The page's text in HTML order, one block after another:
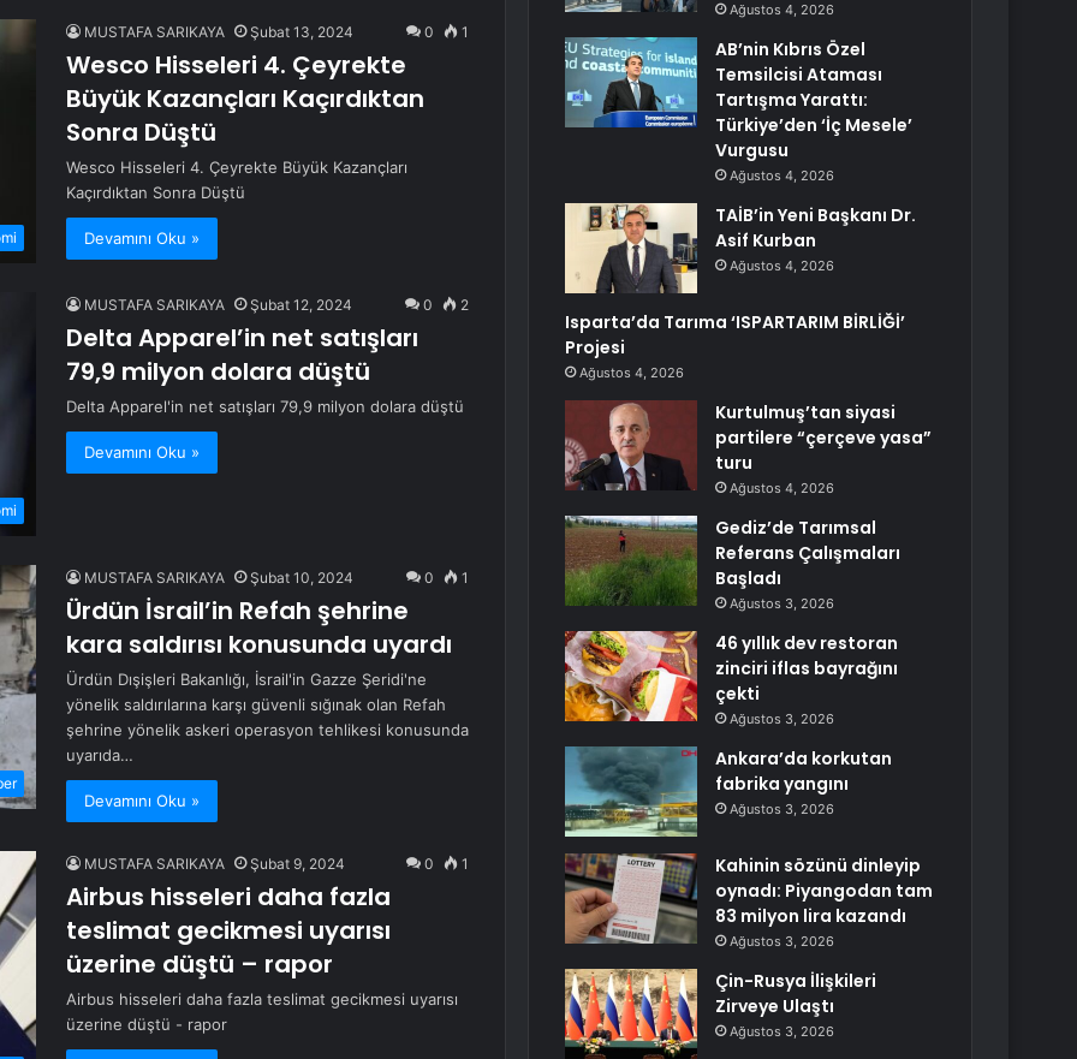
MUSTAFA SARIKAYA Şubat 13, 2024 0 1
Wesco Hisseleri 4. Çeyrekte
Büyük Kazançları Kaçırdıktan
Sonra Düştü
Wesco Hisseleri 4. Çeyrekte Büyük Kazançları
Kaçırdıktan Sonra Düştü
Devamını Oku »
MUSTAFA SARIKAYA Şubat 12, 2024 0 2
Delta Apparel’in net satışları
79,9 milyon dolara düştü
Delta Apparel'in net satışları 79,9 milyon dolara düştü
Devamını Oku »
MUSTAFA SARIKAYA Şubat 10, 2024 0 1
Ürdün İsrail’in Refah şehrine
kara saldırısı konusunda uyardı
Ürdün Dışişleri Bakanlığı, İsrail'in Gazze Şeridi'ne
yönelik saldırılarına karşı güvenli sığınak olan Refah
şehrine yönelik askeri operasyon tehlikesi konusunda
uyarıda…
Devamını Oku »
MUSTAFA SARIKAYA Şubat 9, 2024 0 1
Airbus hisseleri daha fazla
teslimat gecikmesi uyarısı
üzerine düştü – rapor
Airbus hisseleri daha fazla teslimat gecikmesi uyarısı
üzerine düştü - rapor
Ağustos 4, 2026
AB’nin Kıbrıs Özel
Temsilcisi Ataması
Tartışma Yarattı:
Türkiye’den ‘İç Mesele’
Vurgusu
Ağustos 4, 2026
TAİB’in Yeni Başkanı Dr.
Asif Kurban
Ağustos 4, 2026
Isparta’da Tarıma ‘ISPARTARIM BİRLİĞİ’
Projesi
Ağustos 4, 2026
Kurtulmuş’tan siyasi
partilere “çerçeve yasa”
turu
Ağustos 4, 2026
Gediz’de Tarımsal
Referans Çalışmaları
Başladı
Ağustos 3, 2026
46 yıllık dev restoran
zinciri iflas bayrağını
çekti
Ağustos 3, 2026
Ankara’da korkutan
fabrika yangını
Ağustos 3, 2026
Kahinin sözünü dinleyip
oynadı: Piyangodan tam
83 milyon lira kazandı
Ağustos 3, 2026
Çin-Rusya İlişkileri
Zirveye Ulaştı
Ağustos 3, 2026